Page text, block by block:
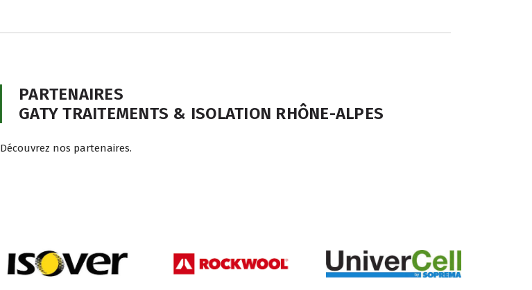
PARTENAIRES
GATY TRAITEMENTS & ISOLATION RHÔNE-ALPES
Découvrez nos partenaires.